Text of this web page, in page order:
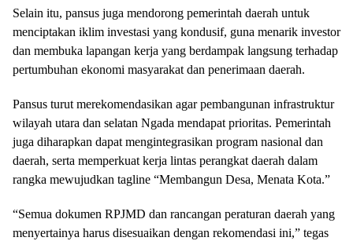
Selain itu, pansus juga mendorong pemerintah daerah untuk
menciptakan iklim investasi yang kondusif, guna menarik investor
dan membuka lapangan kerja yang berdampak langsung terhadap
pertumbuhan ekonomi masyarakat dan penerimaan daerah.
Pansus turut merekomendasikan agar pembangunan infrastruktur
wilayah utara dan selatan Ngada mendapat prioritas. Pemerintah
juga diharapkan dapat mengintegrasikan program nasional dan
daerah, serta memperkuat kerja lintas perangkat daerah dalam
rangka mewujudkan tagline “Membangun Desa, Menata Kota.”
“Semua dokumen RPJMD dan rancangan peraturan daerah yang
menyertainya harus disesuaikan dengan rekomendasi ini,” tegas